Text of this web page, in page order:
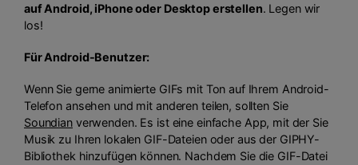
auf Android, iPhone oder Desktop erstellen. Legen wir
los!
Für Android-Benutzer:
Wenn Sie gerne animierte GIFs mit Ton auf Ihrem Android-
Telefon ansehen und mit anderen teilen, sollten Sie
Soundianverwenden. Es ist eine einfache App, mit der Sie
Musik zu Ihren lokalen GIF-Dateien oder aus der GIPHY-
Bibliothek hinzufügen können. Nachdem Sie die GIF-Datei